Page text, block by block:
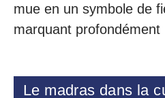
mue en un symbole de
marquant profondément
Le madras dans la